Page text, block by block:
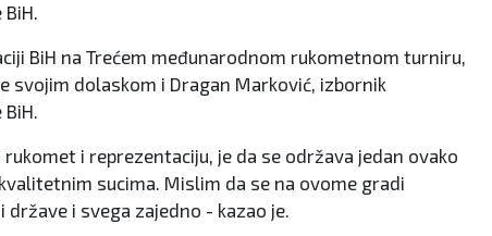
BiH na Trećem međunarodnom rukometnom turniru,
svojim dolaskom i Dragan Marković, izbornik
i reprezentaciju, je da se održava jedan ovako
sucima. Mislim da se na ovome gradi
i svega zajedno - kazao je.